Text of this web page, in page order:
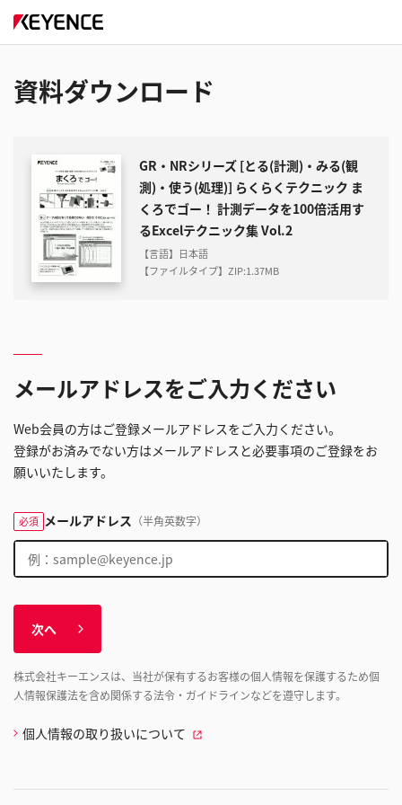
資料ダウンロード
GR・NRシリーズ [とる(計測)・みる(観
測)・使う(処理)] らくらくテクニック ま
くろでゴー！ 計測データを100倍活用す
るExcelテクニック集 Vol.2
【言語】日本語
【ファイルタイプ】ZIP:1.37MB
メールアドレスをご入力ください
Web会員の方はご登録メールアドレスをご入力ください。
登録がお済みでない方はメールアドレスと必要事項のご登録をお
願いいたします。
必須 メールアドレス （半角英数字）
次へ
株式会社キーエンスは、当社が保有するお客様の個人情報を保護するため個
人情報保護法を含め関係する法令・ガイドラインなどを遵守します。
個人情報の取り扱いについて